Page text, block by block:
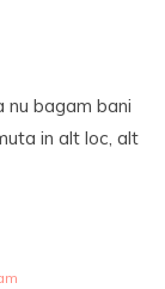
nu bagam bani
in alt loc, alt